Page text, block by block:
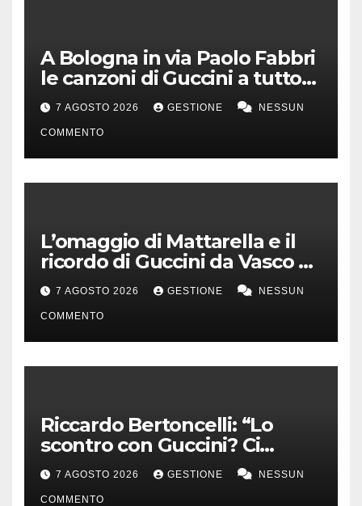
A Bologna in via Paolo Fabbri
le canzoni di Guccini a tutto
volume
7 AGOSTO 2026 GESTIONE NESSUN
COMMENTO
L’omaggio di Mattarella e il
ricordo di Guccini da Vasco a
Milo Manara
7 AGOSTO 2026 GESTIONE NESSUN
COMMENTO
Riccardo Bertoncelli: “Lo
scontro con Guccini? Ci
volevamo bene”
7 AGOSTO 2026 GESTIONE NESSUN
COMMENTO